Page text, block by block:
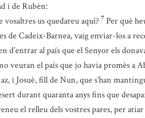
i de Rubèn:
us quedareu aquí? 7 Per què
de Cadeix-Barnea, vaig enviar-los a
d’entrar al país que el Senyor els
veuran el país que jo havia promès a
i Josuè, fill de Nun, que s’han
durant quaranta anys fins que
el relleu dels vostres pares, per